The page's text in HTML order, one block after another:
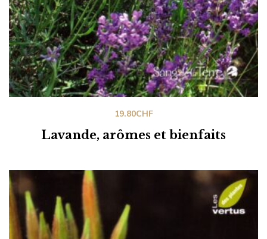
Lavande, arômes et bienfaits
19.80CHF